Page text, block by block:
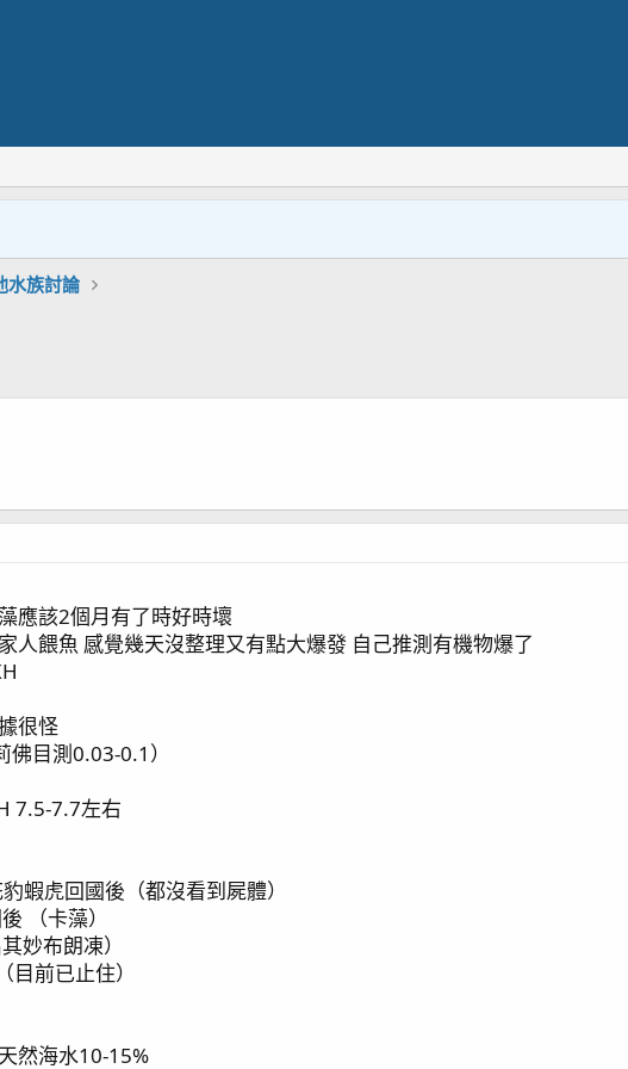
水族討論
應該2個月有了時好時壞
人餵魚 感覺幾天沒整理又有點大爆發 自己推測有機物爆了
很怪
目測0.03-0.1）
7.5-7.7左右
蝦虎回國後（都沒看到屍體）
（卡藻）
妙布朗凍）
前已止住）
然海水10-15%